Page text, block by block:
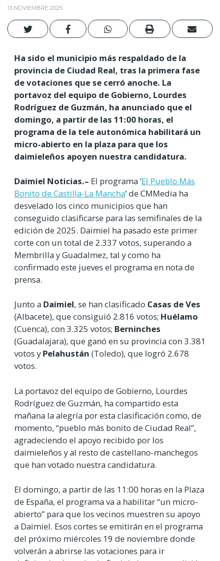
13 NOVIEMBRE 2025
Ha sido el municipio más respaldado de la
provincia de Ciudad Real, tras la primera fase
de votaciones que se cerró anoche. La
portavoz del equipo de Gobierno, Lourdes
Rodríguez de Guzmán, ha anunciado que el
domingo, a partir de las 11:00 horas, el
programa de la tele autonómica habilitará un
micro-abierto en la plaza para que los
daimieleños apoyen nuestra candidatura.
Daimiel Noticias.– El programa ‘El Pueblo Más
Bonito de Castilla-La Mancha’ de CMMedia ha
desvelado los cinco municipios que han
conseguido clasificarse para las semifinales de la
edición de 2025. Daimiel ha pasado este primer
corte con un total de 2.337 votos, superando a
Membrilla y Guadalmez, tal y como ha
confirmado este jueves el programa en nota de
prensa.
Junto a Daimiel, se han clasificado Casas de Ves
(Albacete), que consiguió 2.816 votos; Huélamo
(Cuenca), con 3.325 votos; Berninches
(Guadalajara), que ganó en su provincia con 3.381
votos y Pelahustán (Toledo), que logró 2.678
votos.
La portavoz del equipo de Gobierno, Lourdes
Rodríguez de Guzmán, ha compartido esta
mañana la alegría por esta clasificación como, de
momento, “pueblo más bonito de Ciudad Real”,
agradeciendo el apoyo recibido por los
daimieleños y al resto de castellano-manchegos
que han votado nuestra candidatura.
El domingo, a partir de las 11:00 horas en la Plaza
de España, el programa va a habilitar “un micro-
abierto” para que los vecinos muestren su apoyo
a Daimiel. Esos cortes se emitirán en el programa
del próximo miércoles 19 de noviembre donde
volverán a abrirse las votaciones para ir